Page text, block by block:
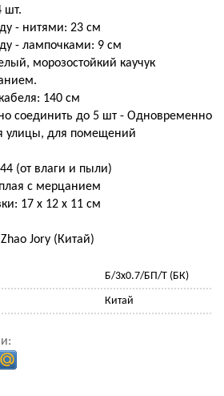
шт.
- нитями: 23 см
- лампочками: 9 см
морозостойкий каучук
140 см
соединить до 5 шт - Одновременно
улицы, для помещений
(от влаги и пыли)
с мерцанием
17 х 12 х 11 см
Jory (Китай)
Б/3х0.7/БП/Т (БК)
Китай